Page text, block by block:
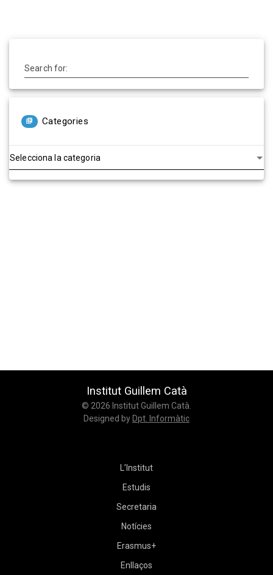
Search for:
Categories
Institut Guillem Catà
© 2026 Institut Guillem Catà.
Designed by Dpt. Informàtic
L’Institut
Estudis
Secretaria
Notícies
Erasmus+
Enllaços